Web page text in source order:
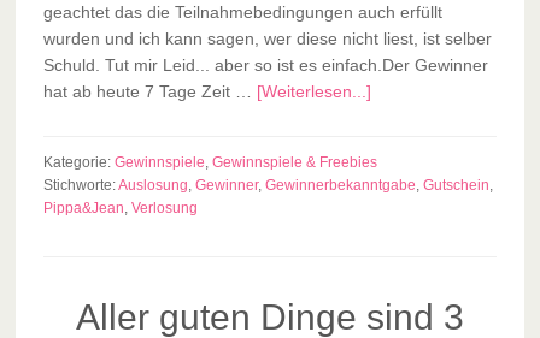
geachtet das die Teilnahmebedingungen auch erfüllt
wurden und ich kann sagen, wer diese nicht liest, ist selber
Schuld. Tut mir Leid... aber so ist es einfach.Der Gewinner
hat ab heute 7 Tage Zeit … [Weiterlesen...]
Kategorie: Gewinnspiele, Gewinnspiele & Freebies
Stichworte:Auslosung, Gewinner, Gewinnerbekanntgabe, Gutschein,
Pippa&Jean, Verlosung
Aller guten Dinge sind 3